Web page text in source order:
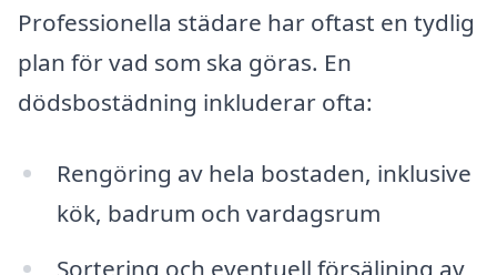
Professionella städare har oftast en tydlig
plan för vad som ska göras. En
dödsbostädning inkluderar ofta:
Rengöring av hela bostaden, inklusive
kök, badrum och vardagsrum
Sortering och eventuell försäljning av